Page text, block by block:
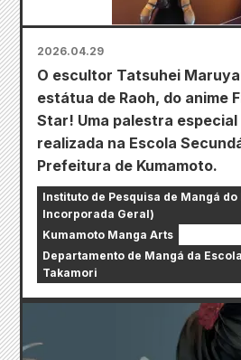
2026.04.29
O escultor Tatsuhei
estátua de Raoh, do anime
Star! Uma palestra
realizada na Escola
Prefeitura de Kumamoto.
Instituto de Pesquisa de Mangá
Incorporada Geral)
Kumamoto Manga Arts
Departamento de Mangá da
Takamori